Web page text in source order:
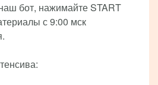
бот, нажимайте START
с 9:00 мск